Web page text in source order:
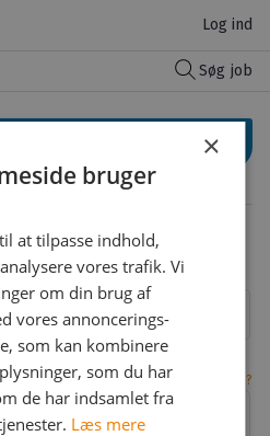
Log ind
Søg job
din email
Glemt adgangskode?
×
bruger
at tilpasse indhold,
vores trafik. Vi
om din brug af
vores annoncerings-
som kan kombinere
som du har
de har indsamlet fra
Læs mere